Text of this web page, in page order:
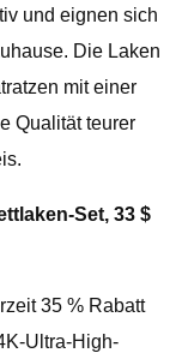
und eignen sich
Die Laken
mit einer
Qualität teurer
Set, 33 $
35 % Rabatt
Ultra-High-